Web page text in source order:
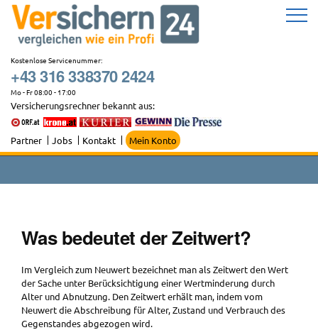
Zum
Inhalt
springen
Kostenlose Servicenummer:
+43 316 338370 2424
Mo - Fr 08:00 - 17:00
Versicherungsrechner bekannt aus:
Partner Jobs Kontakt Mein Konto
Was bedeutet der Zeitwert?
Im Vergleich zum Neuwert bezeichnet man als Zeitwert den Wert
der Sache unter Berücksichtigung einer Wertminderung durch
Alter und Abnutzung. Den Zeitwert erhält man, indem vom
Neuwert die Abschreibung für Alter, Zustand und Verbrauch des
Gegenstandes abgezogen wird.